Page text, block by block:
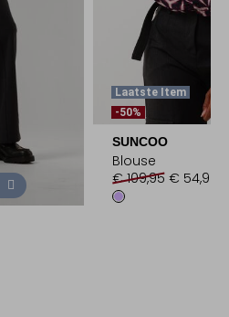
Laatste Item
-50%
SUNCOO
Blouse
€ 109,95 € 54,99